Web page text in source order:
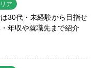
ア
30代・未経験から目指せ
年収や就職先まで紹介